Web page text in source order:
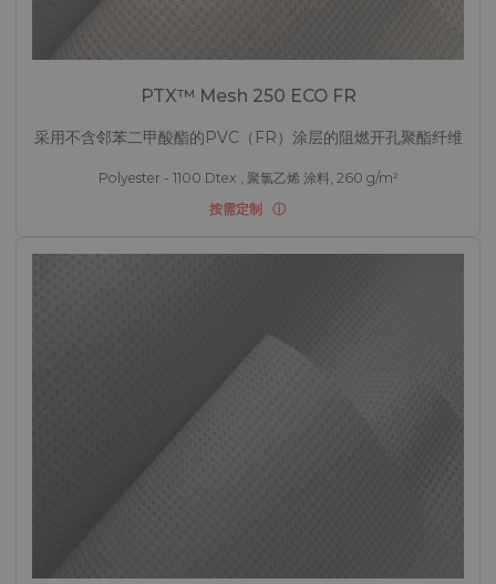
PTX™ Mesh 250 ECO FR
采用不含邻苯二甲酸酯的PVC（FR）涂层的阻燃开孔聚酯纤维
Polyester - 1100 Dtex , 聚氯乙烯 涂料, 260 g/m²
按需定制